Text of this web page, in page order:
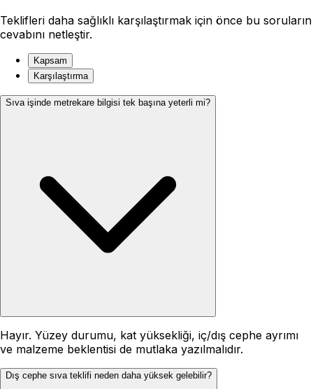
Teklifleri daha sağlıklı karşılaştırmak için önce bu soruların
cevabını netleştir.
Kapsam
Karşılaştırma
Sıva işinde metrekare bilgisi tek başına yeterli mi?
Hayır. Yüzey durumu, kat yüksekliği, iç/dış cephe ayrımı
ve malzeme beklentisi de mutlaka yazılmalıdır.
Dış cephe sıva teklifi neden daha yüksek gelebilir?